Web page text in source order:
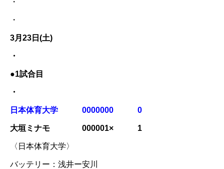
・
・
3月23日(土)
・
●1試合目
・
日本体育大学 0000000 0
大垣ミナモ 000001× 1
〈日本体育大学〉
バッテリー：浅井ー安川